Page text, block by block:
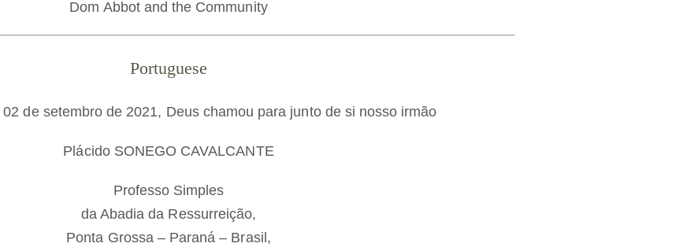
Dom Abbot and the Community
Portuguese
de setembro de 2021, Deus chamou para junto de si nosso irmão
Plácido SONEGO CAVALCANTE
Professo Simples
da Abadia da Ressurreição,
Ponta Grossa – Paraná – Brasil,